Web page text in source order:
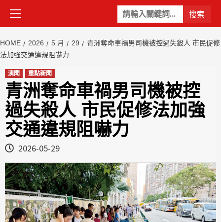
關
鍵
Primary
Menu
HOME 2026 5 月 29
青洲奪命車禍男司機被控過失殺人 市民促修
法加強交通違規阻嚇力
澳聞 重點新聞
青洲奪命車禍男司機被控
過失殺人 市民促修法加強
交通違規阻嚇力
2026-05-29